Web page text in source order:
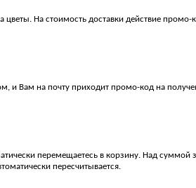
На стоимость доставки действие промо-
и Вам на почту приходит промо-код на
перемещаетесь в корзину. Над
пересчитывается.